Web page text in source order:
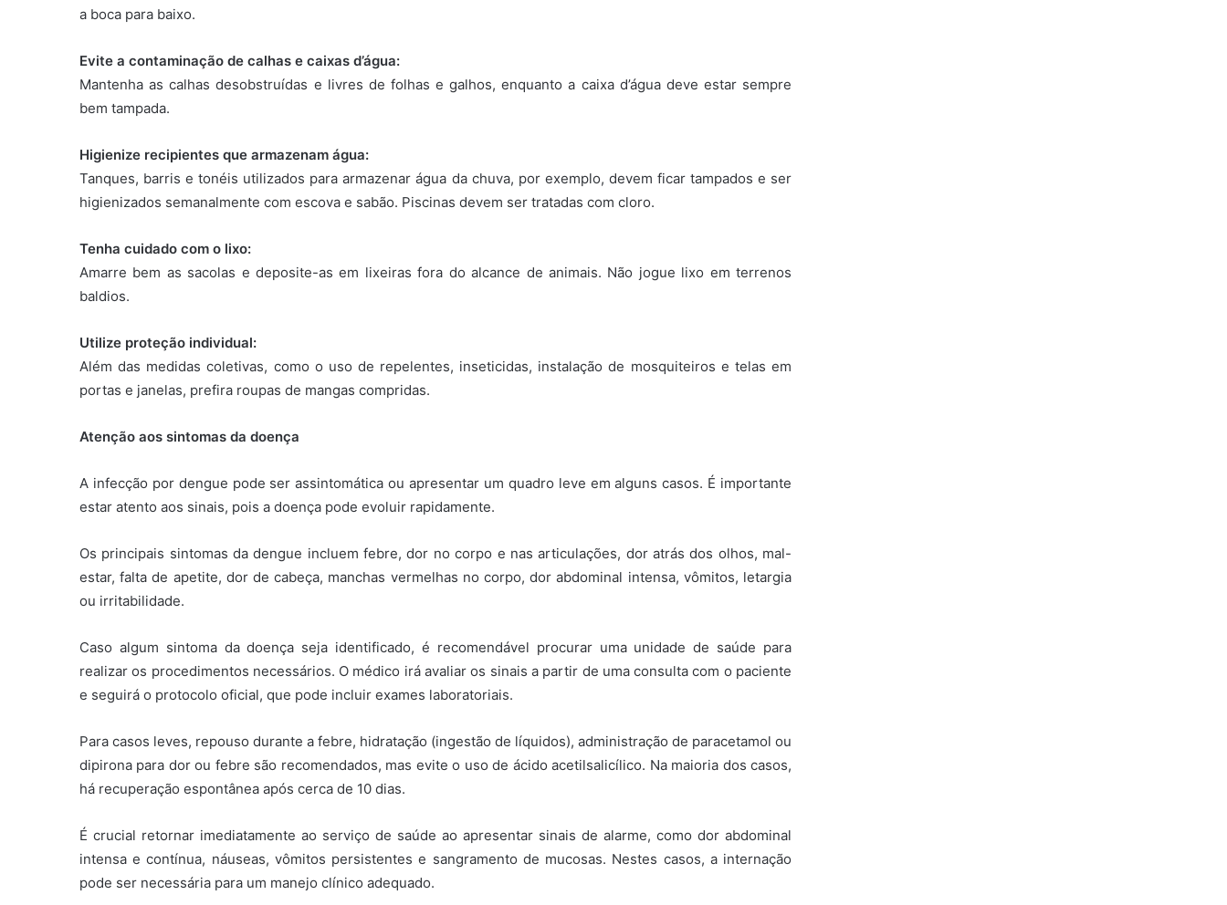
a boca para baixo.
Evite a contaminação de calhas e caixas d’água:
Mantenha as calhas desobstruídas e livres de folhas e galhos, enquanto a caixa d’água deve estar sempre
bem tampada.
Higienize recipientes que armazenam água:
Tanques, barris e tonéis utilizados para armazenar água da chuva, por exemplo, devem ficar tampados e ser
higienizados semanalmente com escova e sabão. Piscinas devem ser tratadas com cloro.
Tenha cuidado com o lixo:
Amarre bem as sacolas e deposite-as em lixeiras fora do alcance de animais. Não jogue lixo em terrenos
baldios.
Utilize proteção individual:
Além das medidas coletivas, como o uso de repelentes, inseticidas, instalação de mosquiteiros e telas em
portas e janelas, prefira roupas de mangas compridas.
Atenção aos sintomas da doença
A infecção por dengue pode ser assintomática ou apresentar um quadro leve em alguns casos. É importante
estar atento aos sinais, pois a doença pode evoluir rapidamente.
Os principais sintomas da dengue incluem febre, dor no corpo e nas articulações, dor atrás dos olhos, mal-
estar, falta de apetite, dor de cabeça, manchas vermelhas no corpo, dor abdominal intensa, vômitos, letargia
ou irritabilidade.
Caso algum sintoma da doença seja identificado, é recomendável procurar uma unidade de saúde para
realizar os procedimentos necessários. O médico irá avaliar os sinais a partir de uma consulta com o paciente
e seguirá o protocolo oficial, que pode incluir exames laboratoriais.
Para casos leves, repouso durante a febre, hidratação (ingestão de líquidos), administração de paracetamol ou
dipirona para dor ou febre são recomendados, mas evite o uso de ácido acetilsalicílico. Na maioria dos casos,
há recuperação espontânea após cerca de 10 dias.
É crucial retornar imediatamente ao serviço de saúde ao apresentar sinais de alarme, como dor abdominal
intensa e contínua, náuseas, vômitos persistentes e sangramento de mucosas. Nestes casos, a internação
pode ser necessária para um manejo clínico adequado.